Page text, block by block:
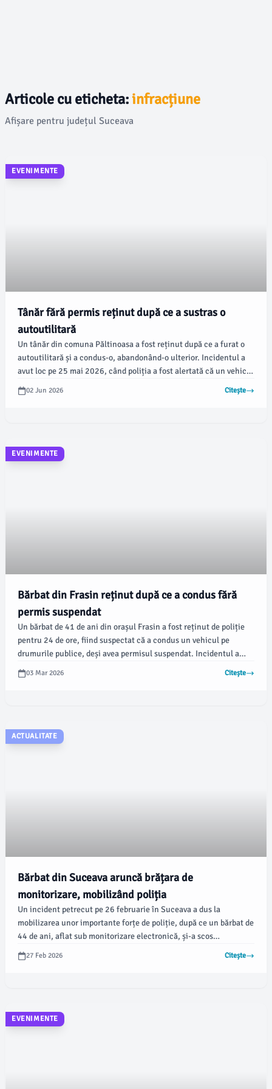
Articole cu eticheta:infracțiune
Afișare pentru județul Suceava
EVENIMENTE
Tânăr fără permis reținut după ce a sustras o
autoutilitară
Un tânăr din comuna Păltinoasa a fost reținut după ce a furat o
autoutilitară și a condus-o, abandonând-o ulterior. Incidentul a
avut loc pe 25 mai 2026, când poliția a fost alertată că un vehicul
a fost sustras din curtea unei firme din Poiana Stampei, iar
cercetările au scos la iveală detalii surprinzătoare.
02 Jun 2026 Citește
EVENIMENTE
Bărbat din Frasin reținut după ce a condus fără
permis suspendat
Un bărbat de 41 de ani din orașul Frasin a fost reținut de poliție
pentru 24 de ore, fiind suspectat că a condus un vehicul pe
drumurile publice, deși avea permisul suspendat. Incidentul a
avut loc pe 24 februarie 2026, pe drumul județean DJ 177A,
conform informațiilor oferite de informatiata.ro.
03 Mar 2026 Citește
ACTUALITATE
Bărbat din Suceava aruncă brățara de
monitorizare, mobilizând poliția
Un incident petrecut pe 26 februarie în Suceava a dus la
mobilizarea unor importante forțe de poliție, după ce un bărbat de
44 de ani, aflat sub monitorizare electronică, și-a scos
dispozitivul și l-a aruncat pe geam. Potrivit informatiata.ro, acest
incident vizează o situație legată de o femeie de 46 de ani, care
27 Feb 2026 Citește
EVENIMENTE